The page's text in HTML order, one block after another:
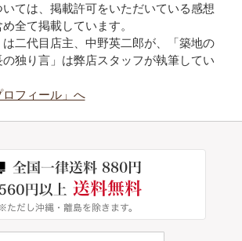
ては、掲載許可をいただいている感想
全て掲載しています。
は二代目店主、中野英二郎が、「築地の
独り言」は弊店スタッフが執筆してい
フィール」へ